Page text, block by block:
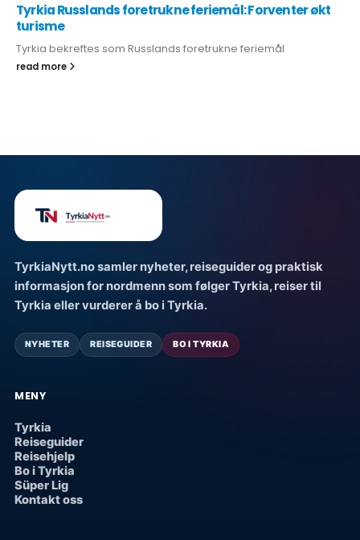
Tyrkia Russlands foretrukne feriemål: Forventer økt
turisme
Tyrkia bekreftes som Russlands foretrukne feriemål
read more
TyrkiaNytt.no samler nyheter, reiseguider og praktisk
informasjon for nordmenn som følger Tyrkia, reiser til
Tyrkia eller vurderer å bo i Tyrkia.
NYHETER REISEGUIDER BO I TYRKIA
MENY
Tyrkia
Reiseguider
Reisehjelp
Bo i Tyrkia
Süper Lig
Kontakt oss